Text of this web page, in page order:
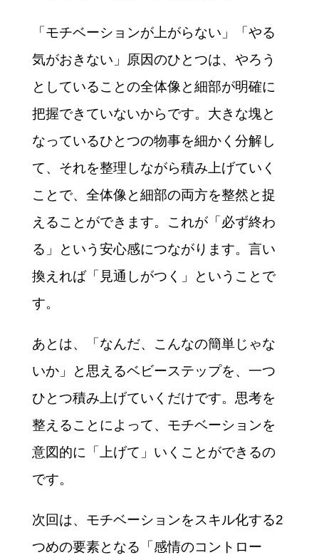
「モチベーションが上がらない」「やる
気がおきない」原因のひとつは、やろう
としていることの全体像と細部が明確に
把握できていないからです。大きな塊と
なっているひとつの物事を細かく分解し
て、それを整理しながら積み上げていく
ことで、全体像と細部の両方を整然と捉
えることができます。これが「必ず終わ
る」という安心感につながります。言い
換えれば「見通しがつく」ということで
す。
あとは、「なんだ、こんなの簡単じゃな
いか」と思えるベビーステップを、一つ
ひとつ積み上げていくだけです。思考を
整えることによって、モチベーションを
意図的に「上げて」いくことができるの
です。
次回は、モチベーションをスキル化する2
つめの要素となる「感情のコントロー